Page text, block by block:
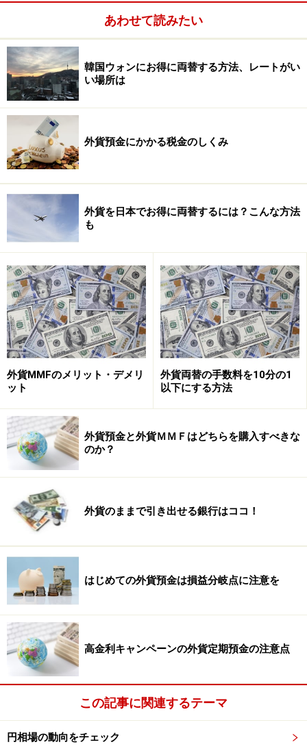
外貨のまま引き出す3つの方法
外貨を現金で引き出したり使ったりするには、主に「現
金（キャッシュ）」「トラベラーズ・チェック
（T/C）」「カード（クレジットカードやキャッシュカ
ード）」という3つの方法があります。キャッシュやT/C
は、基本的には、外貨預金口座のある金融機関の窓口で
引き出しや発行の手続きをして受け取ります。カードの
場合は、あらかじめ発行してもらって海外へ持参し、シ
ョッピングなどの際にカード決済したり、提携ATMを利
用してキャッシュを引き出したりします。
ただし、すべての外貨預金にこうした方法が用意されて
いるわけではなく、金融機関によって対応は異なりま
す。つまり、希望の方法を用意している銀行で外貨預金
口座を開く必要があるのです。
ちなみに、引き出すことができる外貨の種類も銀行によ
って異なります。比較的取り扱いが多いのは米ドルとユ
どに限定されていることが少なくありません。
2013年8月時点。詳細は各金融機関へご確認ください
あわせて読みたい
韓国ウォンにお得に両替する方法、レートがい
い場所は
外貨預金にかかる税金のしくみ
外貨を日本でお得に両替するには？こんな方法
も
外貨MMFのメリット・デメリ
ット
外貨両替の手数料を10分の1
以下にする方法
外貨預金と外貨ＭＭＦはどちらを購入すべきな
のか？
外貨のままで引き出せる銀行はココ！
はじめての外貨預金は損益分岐点に注意を
高金利キャンペーンの外貨定期預金の注意点
この記事に関連するテーマ
円相場の動向をチェック